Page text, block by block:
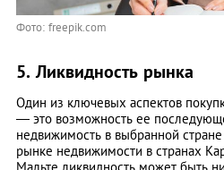
Фото: freepik.com
5. Ликвидность рынка
Один из ключевых аспектов
— это возможность ее
недвижимость в выбранной
рынке недвижимости в странах